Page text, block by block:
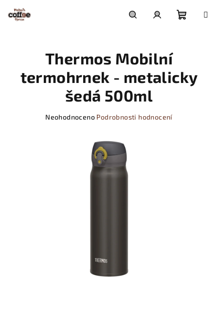
obsah
Thermos Mobilní
termohrnek - metalicky
šedá 500ml
Průměrné
Neohodnoceno Podrobnosti hodnocení